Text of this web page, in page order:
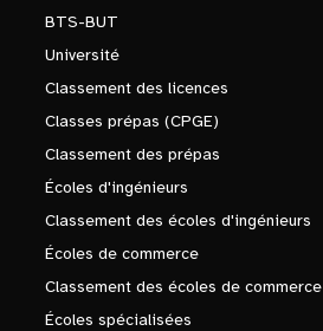
BTS-BUT
Université
Classement des licences
Classes prépas (CPGE)
Classement des prépas
Écoles d'ingénieurs
Classement des écoles d'ingénieurs
Écoles de commerce
Classement des écoles de commerce
Écoles spécialisées